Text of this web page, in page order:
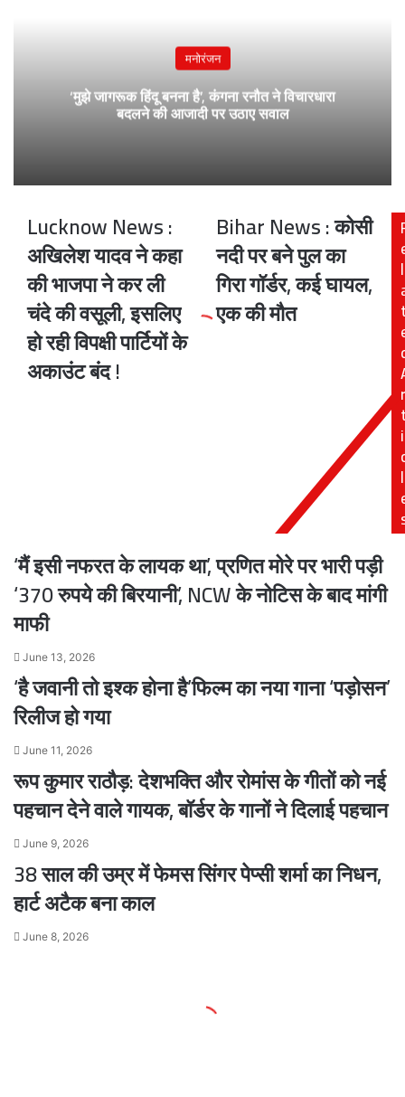
मनोरंजन
‘मुझे जागरूक हिंदू बनना है’, कंगना रनौत ने विचारधारा
बदलने की आजादी पर उठाए सवाल
Lucknow
:
अखिलेश
यादव
ने
कहा
की
भाजपा
विपक्षी
पार्टियों
के
अकाउंट
!
Lucknow News :
अखिलेश यादव ने कहा
की भाजपा ने कर ली
चंदे की वसूली, इसलिए
हो रही विपक्षी पार्टियों के
अकाउंट बंद !
Bihar
:
कोसी
नदी
पर
Bihar News : कोसी
नदी पर बने पुल का
गिरा गॉर्डर, कई घायल,
एक की मौत
l
r
i
l
‘मैं इसी नफरत के लायक था’, प्रणित मोरे पर भारी पड़ी
‘370 रुपये की बिरयानी’, NCW के नोटिस के बाद मांगी
माफी
June 13, 2026
‘है जवानी तो इश्क होना है’फिल्म का नया गाना ‘पड़ोसन’
रिलीज हो गया
June 11, 2026
रूप कुमार राठौड़: देशभक्ति और रोमांस के गीतों को नई
पहचान देने वाले गायक, बॉर्डर के गानों ने दिलाई पहचान
June 9, 2026
38 साल की उम्र में फेमस सिंगर पेप्सी शर्मा का निधन,
हार्ट अटैक बना काल
June 8, 2026